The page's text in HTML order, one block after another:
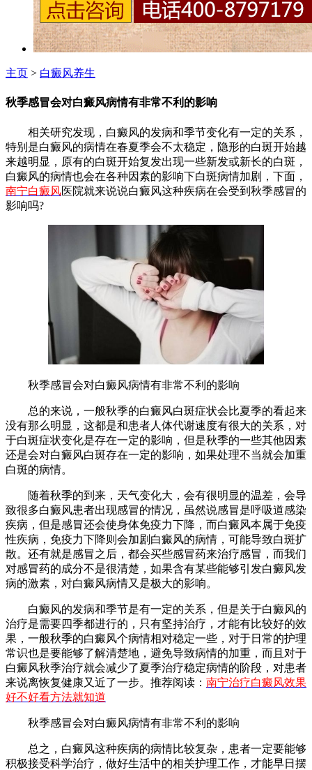
主页 > 白癜风养生
秋季感冒会对白癜风病情有非常不利的影响
相关研究发现，白癜风的发病和季节变化有一定的关系，
特别是白癜风的病情在春夏季会不太稳定，隐形的白斑开始越
来越明显，原有的白斑开始复发出现一些新发或新长的白斑，
白癜风的病情也会在各种因素的影响下白斑病情加剧，下面，
南宁白癜风医院就来说说白癜风这种疾病在会受到秋季感冒的
影响吗?
秋季感冒会对白癜风病情有非常不利的影响
总的来说，一般秋季的白癜风白斑症状会比夏季的看起来
没有那么明显，这都是和患者人体代谢速度有很大的关系，对
于白斑症状变化是存在一定的影响，但是秋季的一些其他因素
还是会对白癜风白斑存在一定的影响，如果处理不当就会加重
白斑的病情。
随着秋季的到来，天气变化大，会有很明显的温差，会导
致很多白癜风患者出现感冒的情况，虽然说感冒是呼吸道感染
疾病，但是感冒还会使身体免疫力下降，而白癜风本属于免疫
性疾病，免疫力下降则会加剧白癜风的病情，可能导致白斑扩
散。还有就是感冒之后，都会买些感冒药来治疗感冒，而我们
对感冒药的成分不是很清楚，如果含有某些能够引发白癜风发
病的激素，对白癜风病情又是极大的影响。
白癜风的发病和季节是有一定的关系，但是关于白癜风的
治疗是需要四季都进行的，只有坚持治疗，才能有比较好的效
果，一般秋季的白癜风个病情相对稳定一些，对于日常的护理
常识也是要能够了解清楚地，避免导致病情的加重，而且对于
白癜风秋季治疗就会减少了夏季治疗稳定病情的阶段，对患者
来说离恢复健康又近了一步。推荐阅读： 南宁治疗白癜风效果
好不好看方法就知道
秋季感冒会对白癜风病情有非常不利的影响
总之，白癜风这种疾病的病情比较复杂，患者一定要能够
积极接受科学治疗，做好生活中的相关护理工作，才能早日摆